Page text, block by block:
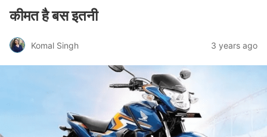
कीमत है बस इतनी
Komal Singh 3 years ago